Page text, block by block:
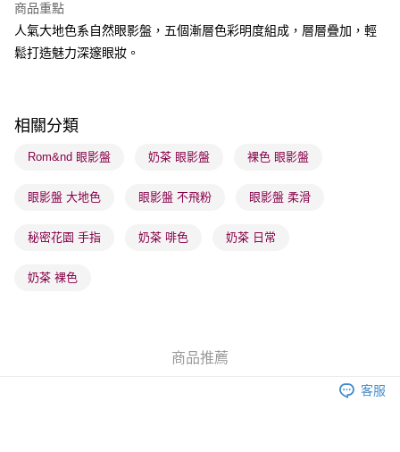
每筆HK$65.00，滿HK$300.00或以上免運費
順豐站及營業點 - 確認發貨後1-3個工作天送達
物流公司進行物流配送
每筆HK$65.00，滿HK$300.00或以上免運費
(香港門市) 只顯示可選門市。確認發貨後2-5個工作天到店，3天內
每筆HK$20.00，滿HK$100.00或以上免運費
澳門地區配送 - 確認發貨後1-4個工作天送達
商品重點
人氣大地色系自然眼影盤，五個漸層色彩明度組成，層層疊加，輕
鬆打造魅力深邃眼妝。
相關分類
Rom&nd 眼影盤 奶茶 眼影盤 裸色 眼影盤
眼影盤 大地色 眼影盤 不飛粉 眼影盤 柔滑
秘密花園 手指 奶茶 啡色 奶茶 日常
奶茶 裸色
商品推薦
客服